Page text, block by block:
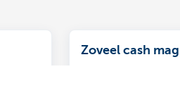
Zoveel cash